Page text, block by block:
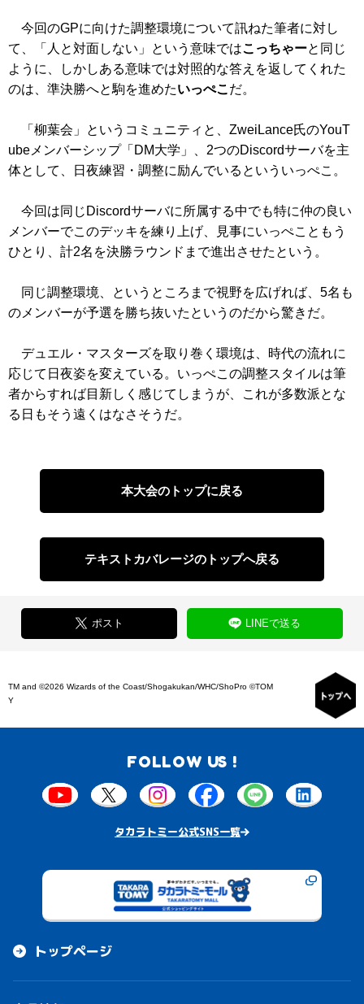
今回のGPに向けた調整環境について訊ねた筆者に対し
て、「人と対面しない」という意味ではこっちゃーと同じ
ように、しかしある意味では対照的な答えを返してくれた
のは、準決勝へと駒を進めたいっぺこ だ。
「柳葉会」というコミュニティと、ZweiLance氏のYouT
ubeメンバーシップ「DM大学」、2つのDiscordサーバを主
体として、日夜練習・調整に励んでいるといういっぺこ。
今回は同じDiscordサーバに所属する中でも特に仲の良い
メンバーでこのデッキを練り上げ、見事にいっぺこともう
ひとり、計2名を決勝ラウンドまで進出させたという。
同じ調整環境、というところまで視野を広げれば、5名も
のメンバーが予選を勝ち抜いたというのだから驚きだ。
デュエル・マスターズを取り巻く環境は、時代の流れに
応じて日夜姿を変えている。いっぺこの調整スタイルは筆
者からすれば目新しく感じてしまうが、これが多数派とな
る日もそう遠くはなさそうだ。
本大会のトップに戻る
テキストカバレージのトップへ戻る
ポスト LINEで送る
TM and ©2026 Wizards of the Coast/Shogakukan/WHC/ShoPro ©TOM
Y
FOLLOW US !
タカラトミー公式SNS一覧
トップページ